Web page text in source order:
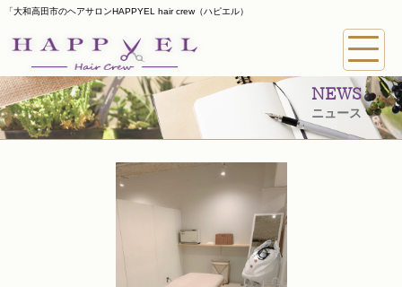
「大和高田市のヘアサロンHAPPYEL hair crew（ハピエル）
NEWS
ニュース